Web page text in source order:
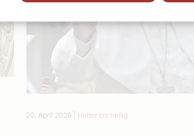
20. April 2026 Heiter bis heilig